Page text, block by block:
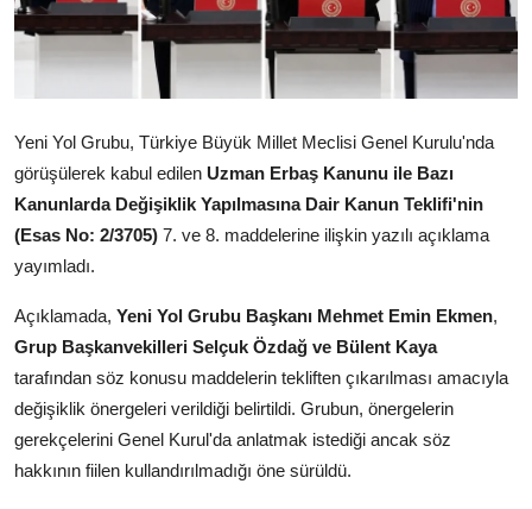
Sivil Toplum Kuruluşları
Kamu Kurumları ve Üst Kurullar
Yeni Yol Grubu, Türkiye Büyük Millet Meclisi Genel Kurulu'nda
görüşülerek kabul edilen Uzman Erbaş Kanunu ile Bazı
Kanunlarda Değişiklik Yapılmasına Dair Kanun Teklifi'nin
(Esas No: 2/3705) 7. ve 8. maddelerine ilişkin yazılı açıklama
yayımladı.
Açıklamada, Yeni Yol Grubu Başkanı Mehmet Emin Ekmen,
Grup Başkanvekilleri Selçuk Özdağ ve Bülent Kaya
tarafından söz konusu maddelerin tekliften çıkarılması amacıyla
değişiklik önergeleri verildiği belirtildi. Grubun, önergelerin
gerekçelerini Genel Kurul'da anlatmak istediği ancak söz
hakkının fiilen kullandırılmadığı öne sürüldü.